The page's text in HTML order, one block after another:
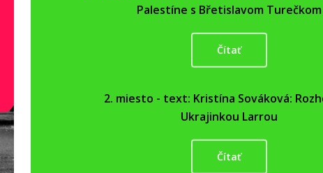
Palestíne s Břetislavom Turečkom
Čítať
2. miesto - text: Kristína Sováková:
Ukrajinkou Larrou
Čítať